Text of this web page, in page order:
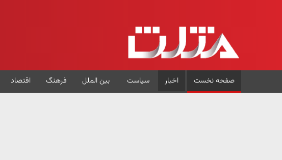
صفحه نخست اخبار سیاست بین الملل فرهنگ اقتصاد